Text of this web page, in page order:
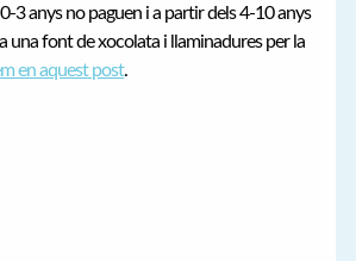
3 anys no paguen i a partir dels 4-10 anys
una font de xocolata i llaminadures per la
en aquest post.